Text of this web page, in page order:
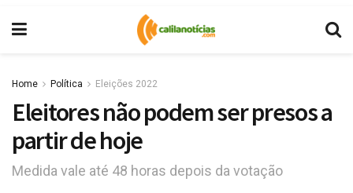
Home Política Eleições 2022
Eleitores não podem ser presos a
partir de hoje
Medida vale até 48 horas depois da votação